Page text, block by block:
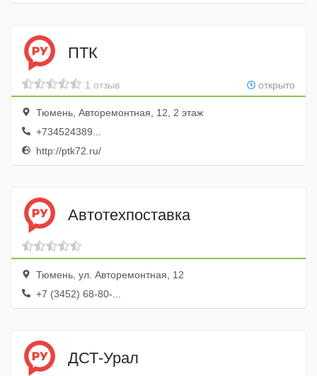
ПТК
открыто
1 отзыв
Тюмень, Авторемонтная, 12, 2 этаж
+734524389...
http://ptk72.ru/
Автотехпоставка
Тюмень, ул. Авторемонтная, 12
+7 (3452) 68-80-...
ДСТ-Урал